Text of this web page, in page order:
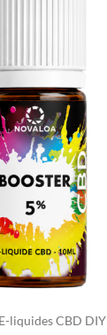
liquides CBD DIY